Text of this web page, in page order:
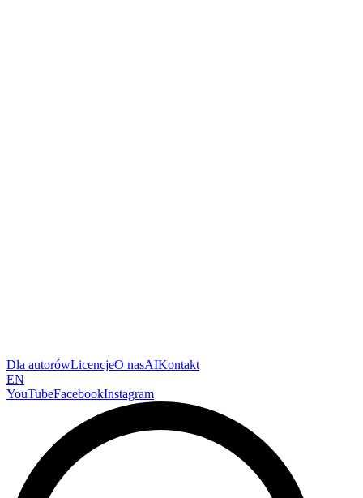
Dla autorówLicencjeO nasAIKontakt
EN
YouTubeFacebookInstagram